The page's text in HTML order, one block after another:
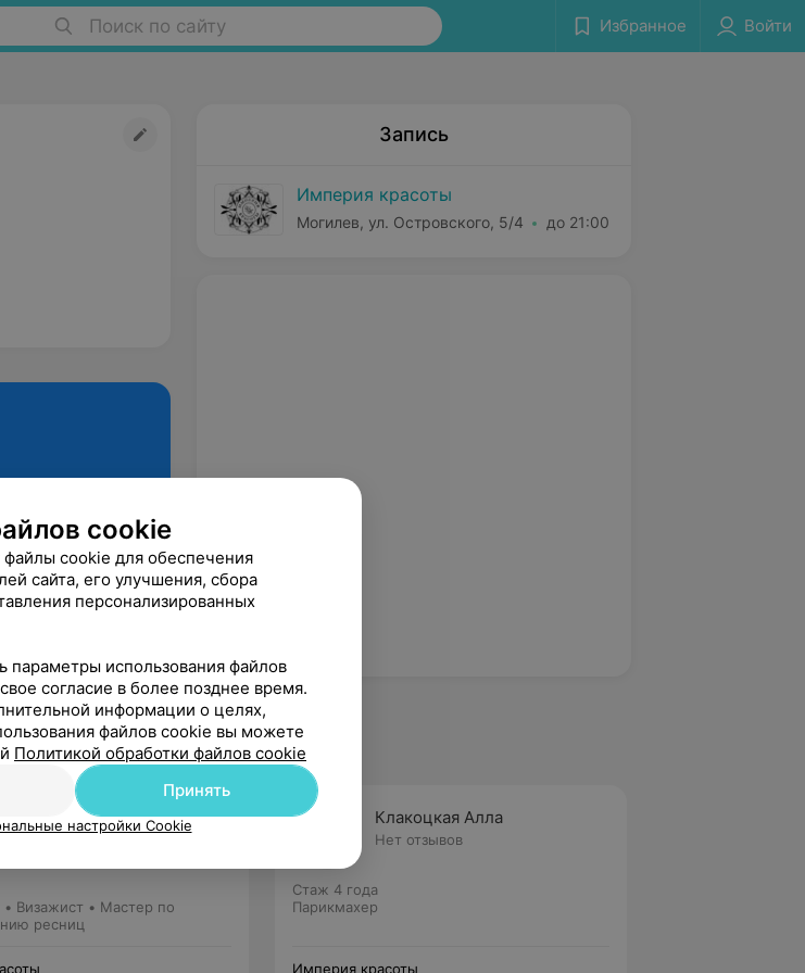
Поиск по сайту Избранное Войти
Запись
Империя красоты
Могилев, ул. Островского, 5/4 до 21:00
Людмила
5.0
Визажист • Мастер по
ресниц
Клакоцкая Алла
Нет отзывов
Стаж 4 года
Парикмахер
Империя красоты
cookie
файлы cookie для обеспечения
сайта, его улучшения, сбора
персонализированных
параметры использования файлов
согласие в более позднее время.
информации о целях,
файлов cookie вы можете
Политикой обработки файлов cookie
Принять
настройки Cookie